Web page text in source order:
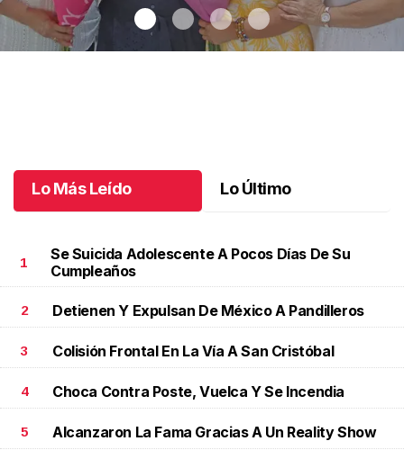
Lo Más Leído Lo Último
1
Se Suicida Adolescente A Pocos Días De Su
Cumpleaños
2 Detienen Y Expulsan De México A Pandilleros
3 Colisión Frontal En La Vía A San Cristóbal
4 Choca Contra Poste, Vuelca Y Se Incendia
5 Alcanzaron La Fama Gracias A Un Reality Show